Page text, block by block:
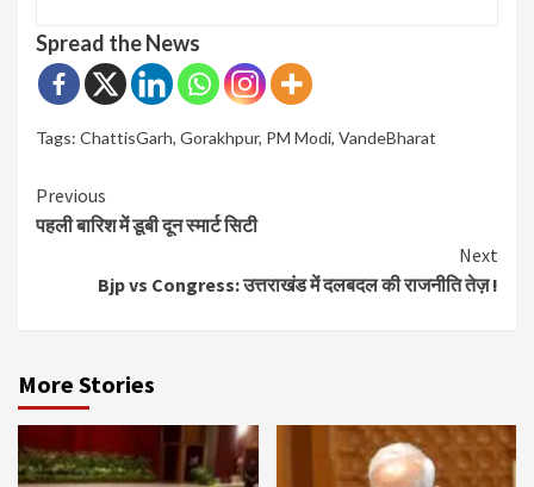
Spread the News
Tags: ChattisGarh, Gorakhpur, PM Modi, VandeBharat
Continue
Reading
Previous
पहली बारिश में डूबी दून स्मार्ट सिटी
Next
Bjp vs Congress: उत्तराखंड में दलबदल की राजनीति तेज़ !
More Stories